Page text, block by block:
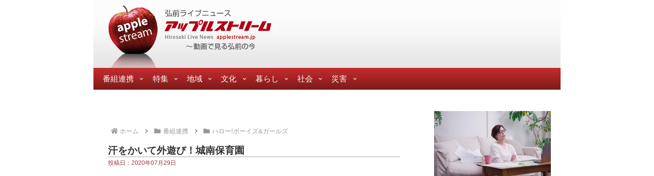
番組連携 特集 地域 文化 暮らし 社会 災害
ホーム 番組連携 ハロー!ボーイズ&ガールズ
汗をかいて外遊び！城南保育園
投稿日：2020年07月29日